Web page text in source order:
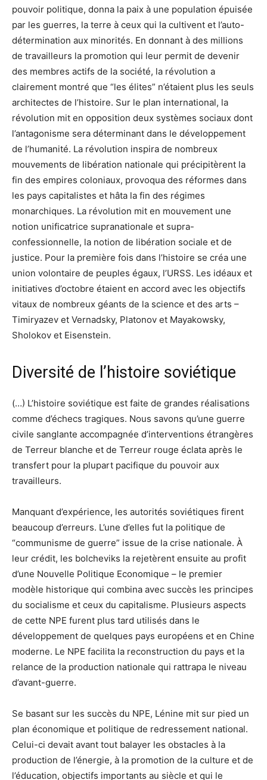
pouvoir politique, donna la paix à une population épuisée
par les guerres, la terre à ceux qui la cultivent et l’auto-
détermination aux minorités. En donnant à des millions
de travailleurs la promotion qui leur permit de devenir
des membres actifs de la société, la révolution a
clairement montré que “les élites” n’étaient plus les seuls
architectes de l’histoire. Sur le plan international, la
révolution mit en opposition deux systèmes sociaux dont
l’antagonisme sera déterminant dans le développement
de l’humanité. La révolution inspira de nombreux
mouvements de libération nationale qui précipitèrent la
fin des empires coloniaux, provoqua des réformes dans
les pays capitalistes et hâta la fin des régimes
monarchiques. La révolution mit en mouvement une
notion unificatrice supranationale et supra-
confessionnelle, la notion de libération sociale et de
justice. Pour la première fois dans l’histoire se créa une
union volontaire de peuples égaux, l’URSS. Les idéaux et
initiatives d’octobre étaient en accord avec les objectifs
vitaux de nombreux géants de la science et des arts –
Timiryazev et Vernadsky, Platonov et Mayakowsky,
Sholokov et Eisenstein.
Diversité de l’histoire soviétique
(…) L’histoire soviétique est faite de grandes réalisations
comme d’échecs tragiques. Nous savons qu’une guerre
civile sanglante accompagnée d’interventions étrangères
de Terreur blanche et de Terreur rouge éclata après le
transfert pour la plupart pacifique du pouvoir aux
travailleurs.
Manquant d’expérience, les autorités soviétiques firent
beaucoup d’erreurs. L’une d’elles fut la politique de
“communisme de guerre” issue de la crise nationale. À
leur crédit, les bolcheviks la rejetèrent ensuite au profit
d’une Nouvelle Politique Economique – le premier
modèle historique qui combina avec succès les principes
du socialisme et ceux du capitalisme. Plusieurs aspects
de cette NPE furent plus tard utilisés dans le
développement de quelques pays européens et en Chine
moderne. Le NPE facilita la reconstruction du pays et la
relance de la production nationale qui rattrapa le niveau
d’avant-guerre.
Se basant sur les succès du NPE, Lénine mit sur pied un
plan économique et politique de redressement national.
Celui-ci devait avant tout balayer les obstacles à la
production de l’énergie, à la promotion de la culture et de
l’éducation, objectifs importants au siècle et qui le